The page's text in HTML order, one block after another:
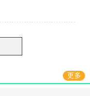
更多